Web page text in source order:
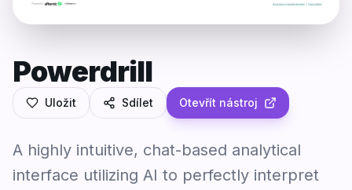
Powerdrill
Uložit Sdílet Otevřít nástroj
A highly intuitive, chat-based analytical
interface utilizing AI to perfectly interpret